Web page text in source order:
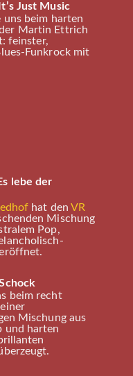
lebe der
hat denVR
Mischung
Pop,
beim recht
Mischung aus
und harten
Just Music
uns beim harten
Martin Ettrich
feinster,
Funkrock mit